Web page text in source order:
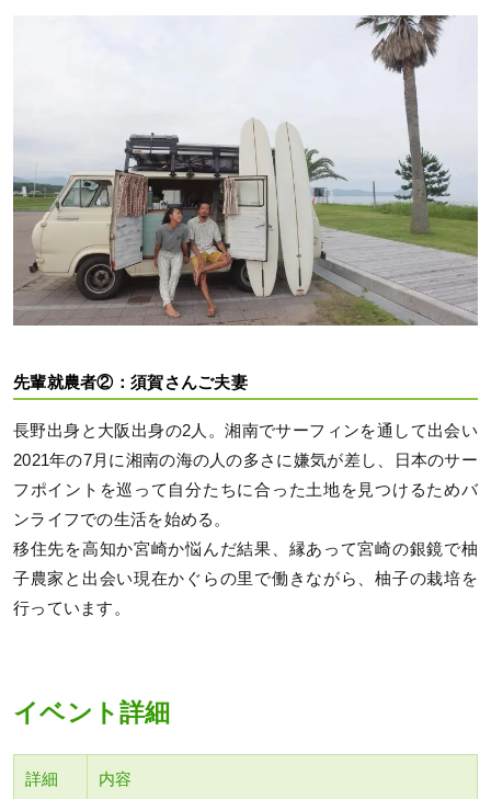
先輩就農者②：須賀さんご夫妻
長野出身と大阪出身の2人。湘南でサーフィンを通して出会い
2021年の7月に湘南の海の人の多さに嫌気が差し、日本のサー
フポイントを巡って自分たちに合った土地を見つけるためバ
ンライフでの生活を始める。
移住先を高知か宮崎か悩んだ結果、縁あって宮崎の銀鏡で柚
子農家と出会い現在かぐらの里で働きながら、柚子の栽培を
行っています。
イベント詳細
詳細 内容